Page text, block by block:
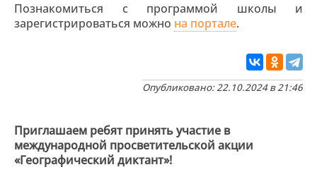
Познакомиться с программой школы и
зарегистрироваться можно на портале.
Опубликовано: 22.10.2024 в 21:46
Приглашаем ребят принять участие в
международной просветительской акции
«Географический диктант»!